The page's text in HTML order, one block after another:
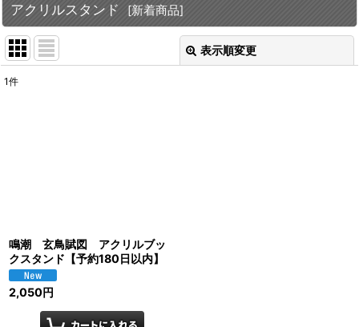
アクリルスタンド [新着商品]
表示順変更
1件
鳴潮 玄鳥賦図 アクリルブッ
クスタンド【予約180日以内】
2,050円